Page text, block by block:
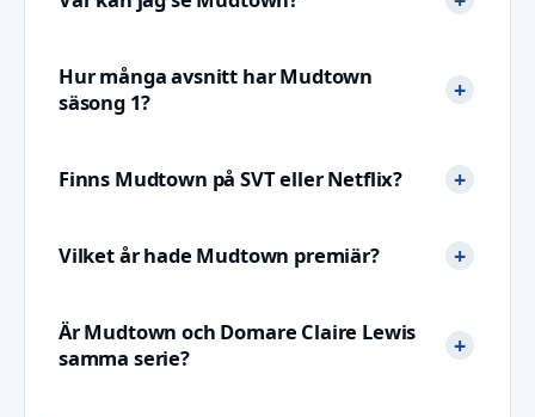
Hur många avsnitt har Mudtown
säsong 1?
Finns Mudtown på SVT eller Netflix?
Vilket år hade Mudtown premiär?
Är Mudtown och Domare Claire Lewis
samma serie?